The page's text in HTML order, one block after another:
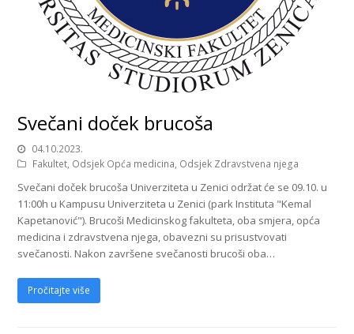
Svečani doček brucoša
04.10.2023.
Fakultet, Odsjek Opća medicina, Odsjek Zdravstvena njega
Svečani doček brucoša Univerziteta u Zenici održat će se 09.10. u
11:00h u Kampusu Univerziteta u Zenici (park Instituta "Kemal
Kapetanović"). Brucoši Medicinskog fakulteta, oba smjera, opća
medicina i zdravstvena njega, obavezni su prisustvovati
svečanosti. Nakon završene svečanosti brucoši oba…
Pročitajte više